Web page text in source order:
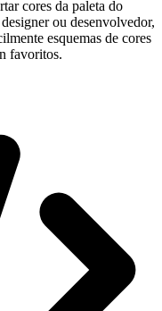
cores da paleta do
ou desenvolvedor,
esquemas de cores
favoritos.